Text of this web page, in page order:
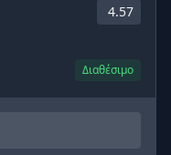
4.57
Διαθέσιμο